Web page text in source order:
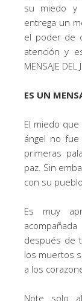
su miedo y
entrega un
el poder de
atención y
MENSAJE DEL
ES UN
El miedo
ángel no
primeras
paz. Sin
con su
Es muy
después de
los muertos
a los
Note solo